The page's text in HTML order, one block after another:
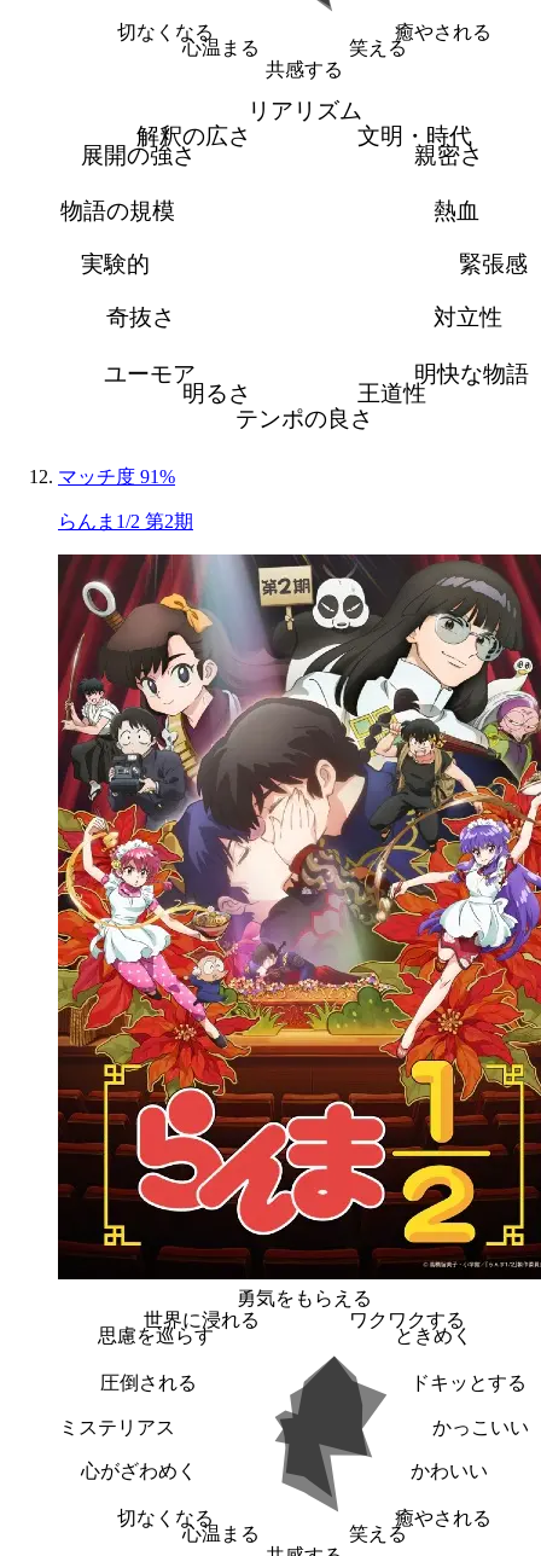
癒やされる
笑える
共感する
心温まる
切なくなる
リアリズム
文明・時代
親密さ
熱血
緊張感
対立性
明快な物語
王道性
テンポの良さ
明るさ
ユーモア
奇抜さ
実験的
物語の規模
展開の強さ
解釈の広さ
マッチ度 91%
らんま1/2 第2期
勇気をもらえる
ワクワクする
ときめく
ドキッとする
かっこいい
かわいい
癒やされる
笑える
心温まる
切なくなる
心がざわめく
ミステリアス
圧倒される
思慮を巡らす
世界に浸れる